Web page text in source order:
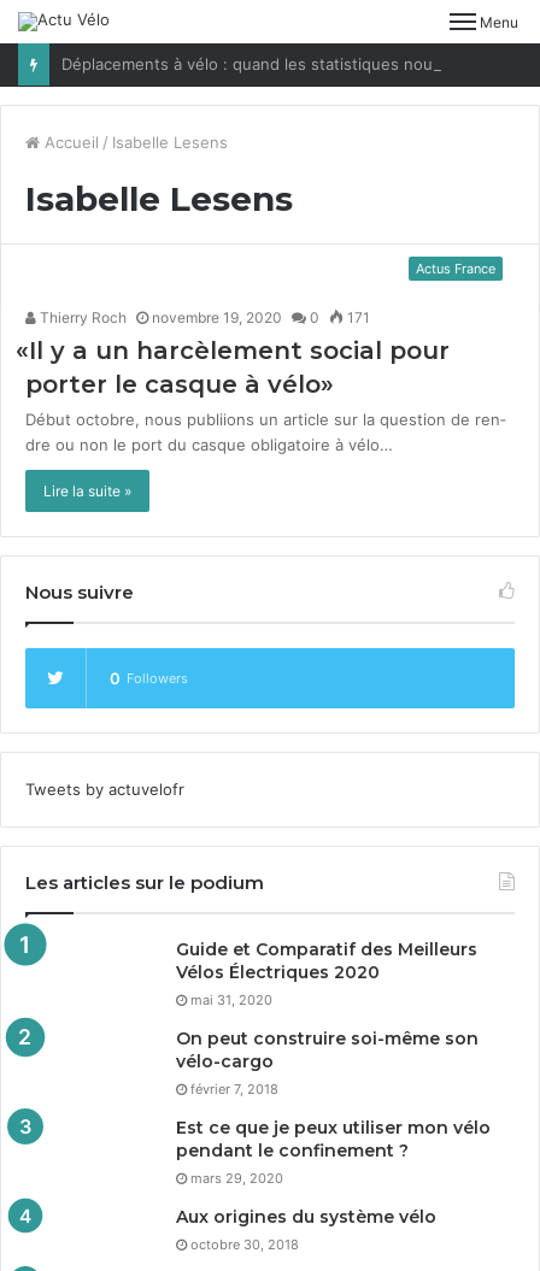
Menu
Accueil / Isabelle Lesens
Isabelle Lesens
Actus France
Thierry Roch novembre 19, 2020 0 171
«Il y a un harcèlement social pour
porter le casque à vélo»
Début octo­bre, nous pub­li­ions un arti­cle sur la ques­tion de ren­
dre ou non le port du casque oblig­a­toire à vélo…
Lire la suite »
Nous suivre
0 Followers
Tweets by actuvelofr
Les articles sur le podium
Guide et Comparatif des Meilleurs
Vélos Électriques 2020
mai 31, 2020
On peut construire soi-même son
vélo-cargo
février 7, 2018
Est ce que je peux utiliser mon vélo
pendant le confinement ?
mars 29, 2020
Aux origines du système vélo
octobre 30, 2018